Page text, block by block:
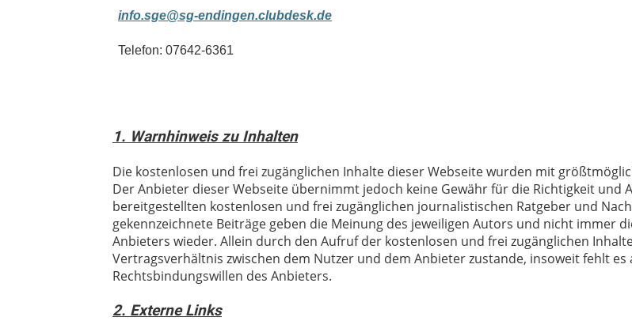
info.sge@sg-endingen.clubdesk.de
Telefon: 07642-6361
1. Warnhinweis zu Inhalten
Die kostenlosen und frei zugänglichen Inhalte dieser Webseite wurden mit
Der Anbieter dieser Webseite übernimmt jedoch keine Gewähr für die Richtigkeit und
bereitgestellten kostenlosen und frei zugänglichen journalistischen Ratgeber und
gekennzeichnete Beiträge geben die Meinung des jeweiligen Autors und nicht immer
Anbieters wieder. Allein durch den Aufruf der kostenlosen und frei zugänglichen
Vertragsverhältnis zwischen dem Nutzer und dem Anbieter zustande, insoweit fehlt es
Rechtsbindungswillen des Anbieters.
2. Externe Links